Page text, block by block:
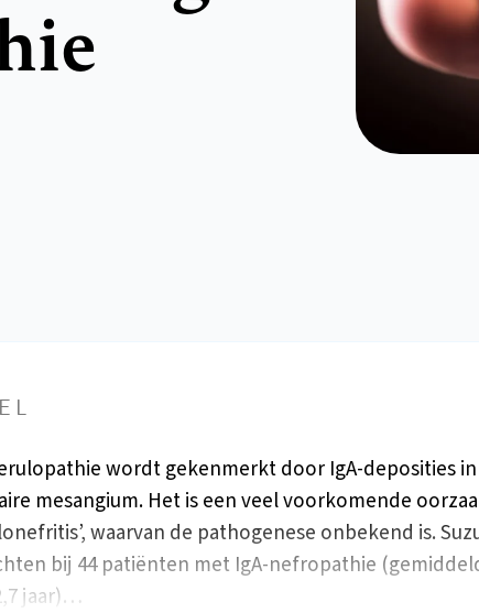
wordt gekenmerkt door IgA-deposities
mesangium. Het is een veel voorkomende
waarvan de pathogenese onbekend is.
bij 44 patiënten met IgA-nefropathie
jaar)…